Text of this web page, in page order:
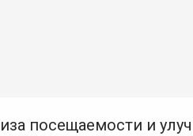
посещаемости и